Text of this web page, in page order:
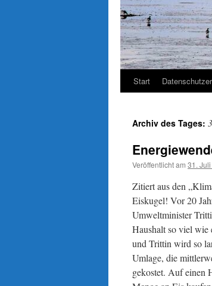
Start
Archiv des Tages:
Veröffentlicht am 31.
Zitiert aus den
Eiskugel! Vor 20
Umweltminister
Haushalt so viel wie
und Trittin wird so
Umlage, die
gekostet. Auf einen